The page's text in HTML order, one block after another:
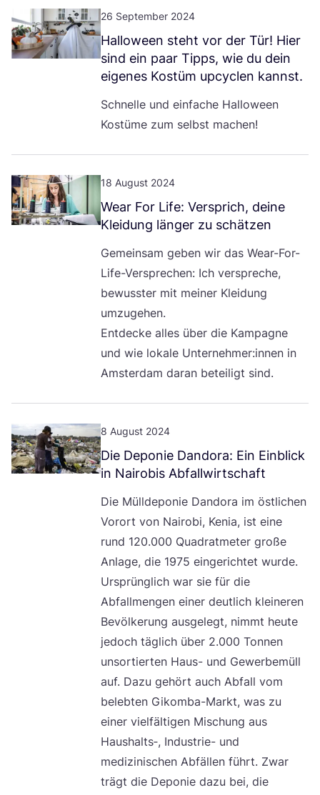
26 September 2024
Hal­lo­ween steht vor der Tür! Hier
sind ein paar Tipps, wie du dein
eige­nes Kos­tüm upcy­clen kannst.
Schnel­le und ein­fa­che Hal­lo­ween
Kos­tü­me zum selbst machen!
18 August 2024
Wear For Life: Ver­sprich, dei­ne
Klei­dung län­ger zu schätzen
Gemein­sam geben wir das Wear-For-
Life-Ver­spre­chen: Ich ver­spre­che,
bewuss­ter mit mei­ner Klei­dung
umzu­ge­hen.
Ent­de­cke alles über die Kam­pa­gne
und wie loka­le Unternehmer:innen in
Ams­ter­dam dar­an betei­ligt sind.
8 August 2024
Die Depo­nie Dan­do­ra: Ein Ein­blick
in Nai­ro­bis Abfallwirtschaft
Die Müll­de­po­nie Dan­do­ra im öst­li­chen
Vor­ort von Nai­ro­bi, Kenia, ist eine
rund 120.000 Qua­drat­me­ter gro­ße
Anla­ge, die 1975 ein­ge­rich­tet wur­de.
Ursprüng­lich war sie für die
Abfall­men­gen einer deut­lich klei­ne­ren
Bevöl­ke­rung aus­ge­legt, nimmt heu­te
jedoch täg­lich über 2.000 Ton­nen
unsor­tier­ten Haus- und Gewer­be­müll
auf. Dazu gehört auch Abfall vom
beleb­ten Gikom­ba-Markt, was zu
einer viel­fäl­ti­gen Mischung aus
Haushalts‑, Indus­trie- und
medi­zi­ni­schen Abfäl­len führt. Zwar
trägt die Depo­nie dazu bei, die